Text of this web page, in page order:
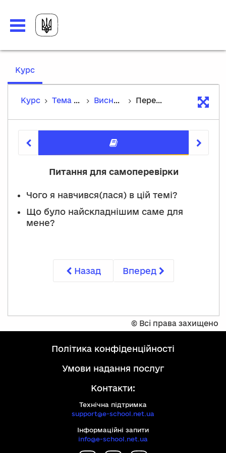
Курс,
Курс
Тема 8. Технологія монтажу та демонтажу освітлювальних проводок Висновки Перевірте себе
Питання для самоперевірки
Чого я навчився(лася) в цій темі?
Що було найскладнішим саме для
мене?
Назад Вперед
© Всі права захищено
політика конфіденційності
умови надання послуг
Контакти:
Технічна підтримка
support@e-school.net.ua
Інформаційні запити
info@e-school.net.ua